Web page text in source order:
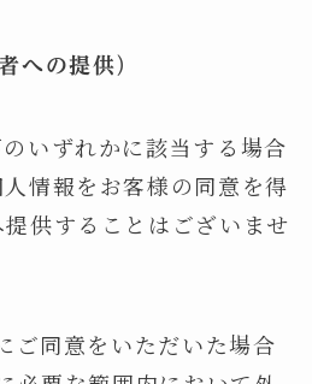
への提供）
いずれかに該当する場合
情報をお客様の同意を得
供することはございませ
ご同意をいただいた場合